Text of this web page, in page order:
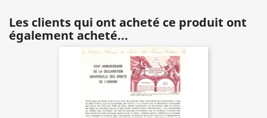
Les clients qui ont acheté ce produit ont
également acheté...